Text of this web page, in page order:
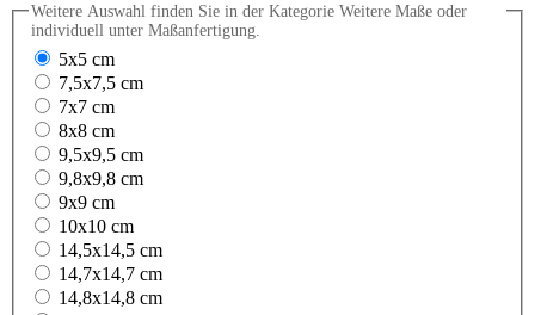
Weitere Auswahl finden Sie in der Kategorie Weitere Maße oder
individuell unter Maßanfertigung.
5x5 cm
7,5x7,5 cm
7x7 cm
8x8 cm
9,5x9,5 cm
9,8x9,8 cm
9x9 cm
10x10 cm
14,5x14,5 cm
14,7x14,7 cm
14,8x14,8 cm